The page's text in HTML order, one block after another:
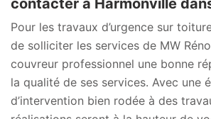
contacter à Harmonville
Pour les travaux d’urgence sur
de solliciter les services de MW
couvreur professionnel une bonne
la qualité de ses services. Avec une
d’intervention bien rodée à des